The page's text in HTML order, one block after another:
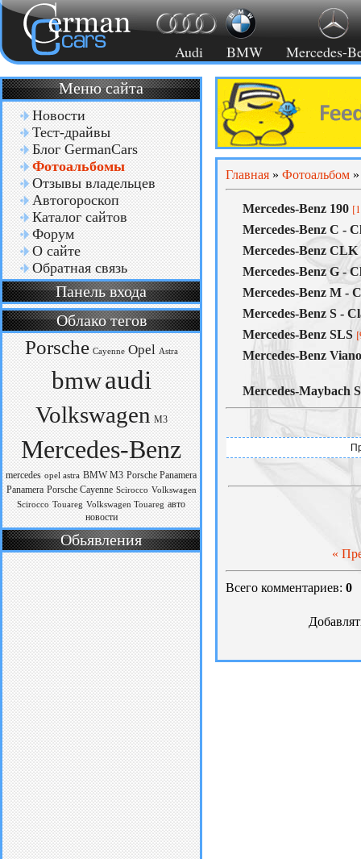
Audi BMW Mercedes-
Меню сайта
Новости
Тест-драйвы
Блог GermanCars
Фотоальбомы
Отзывы владельцев
Автогороскоп
Каталог сайтов
Форум
О сайте
Обратная связь
Панель входа
Облако тегов
Porsche Cayenne Opel Astra
bmwaudi
Volkswagen M3
Mercedes-Benz
mercedes opel astra BMW M3 Porsche Panamera
Panamera Porsche Cayenne Scirocco Volkswagen
Scirocco Touareg Volkswagen Touareg авто
новости
Обьявления
Главная » Фотоальбом
Mercedes-Benz 190
Mercedes-Benz C -
Mercedes-Benz CLK
Mercedes-Benz G -
Mercedes-Benz M -
Mercedes-Benz S -
Mercedes-Benz SLS
Mercedes-Benz Viano
Mercedes-Maybach
«
Всего комментариев: 0